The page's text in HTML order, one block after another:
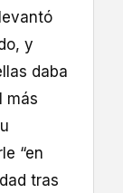
y
daba
más
“en
tras